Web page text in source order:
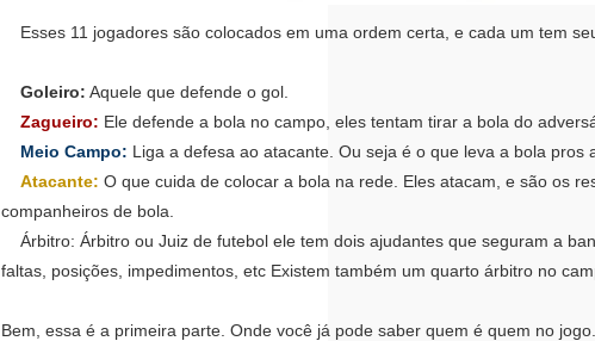
Esses 11 jogadores são colocados em uma ordem certa, e cada um tem
Goleiro: Aquele que defende o gol.
Zagueiro: Ele defende a bola no campo, eles tentam tirar a bola do
Meio Campo: Liga a defesa ao atacante. Ou seja é o que leva a bola pros
Atacante: O que cuida de colocar a bola na rede. Eles atacam, e são os
companheiros de bola.
Árbitro: Árbitro ou Juiz de futebol ele tem dois ajudantes que seguram a
faltas, posições, impedimentos, etc Existem também um quarto árbitro no
Bem, essa é a primeira parte. Onde você já pode saber quem é quem no